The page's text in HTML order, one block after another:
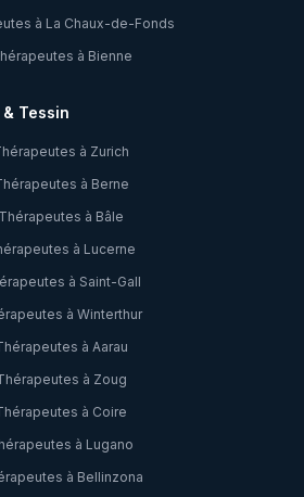
à La Chaux-de-Fonds
à Bienne
Tessin
à Zurich
à Berne
Thérapeutes à Bâle
à Lucerne
à Saint-Gall
à Winterthur
à Aarau
à Zoug
à Coire
à Lugano
à Bellinzona